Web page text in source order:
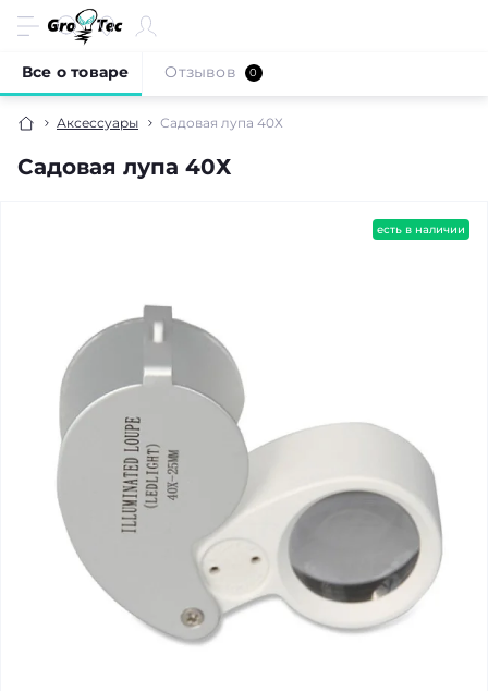
Аксессуары Садовая лупа 40Х
Садовая лупа 40Х
Все о товаре Отзывов 0
есть в наличии